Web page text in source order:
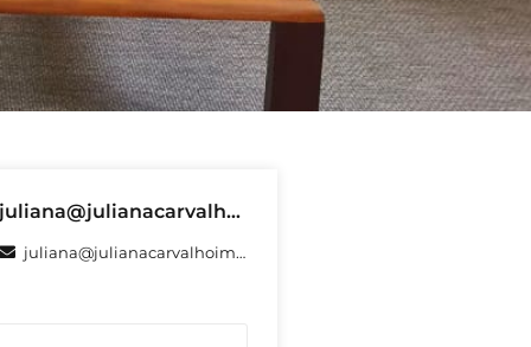
juliana@julianacarvalhoimoveis.com.br
juliana@julianacarvalhoimoveis.com.br